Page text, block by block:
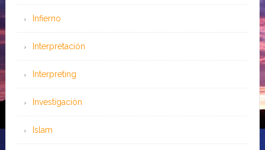
Infierno
Interpretación
Interpreting
Investigación
Islam